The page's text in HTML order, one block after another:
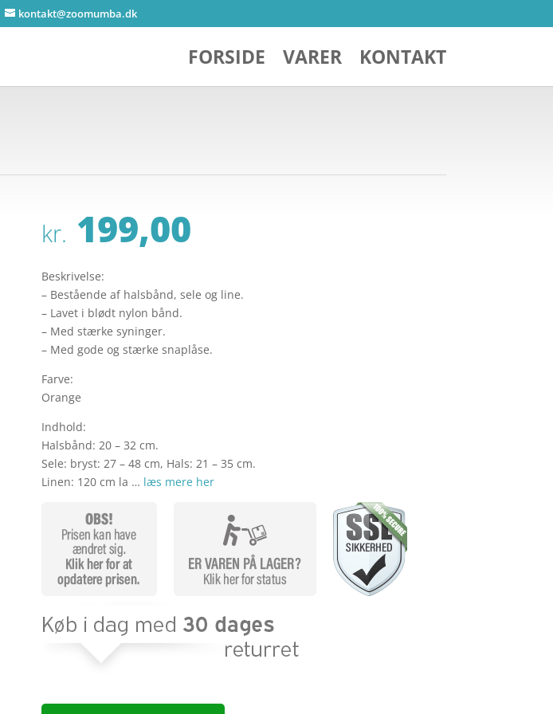
kontakt@zoomumba.dk
FORSIDE VARER KONTAKT
kr. 199,00
Beskrivelse:
– Bestående af halsbånd, sele og line.
– Lavet i blødt nylon bånd.
– Med stærke syninger.
– Med gode og stærke snaplåse.
Farve:
Orange
Indhold:
Halsbånd: 20 – 32 cm.
Sele: bryst: 27 – 48 cm, Hals: 21 – 35 cm.
Linen: 120 cm la … læs mere her